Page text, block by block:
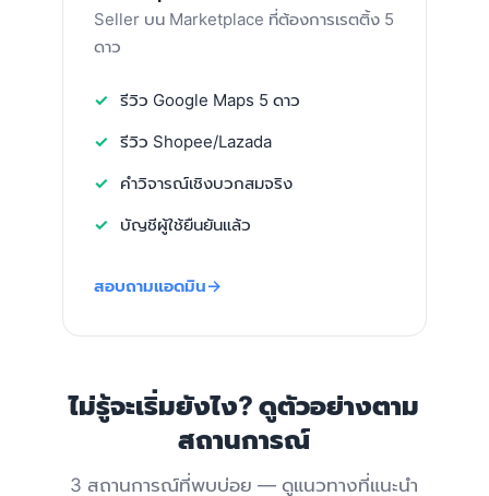
Seller บน Marketplace ที่ต้องการเรตติ้ง 5
ดาว
รีวิว Google Maps 5 ดาว
รีวิว Shopee/Lazada
คำวิจารณ์เชิงบวกสมจริง
บัญชีผู้ใช้ยืนยันแล้ว
สอบถามแอดมิน
ไม่รู้จะเริ่มยังไง? ดูตัวอย่างตาม
สถานการณ์
3 สถานการณ์ที่พบบ่อย — ดูแนวทางที่แนะนำ